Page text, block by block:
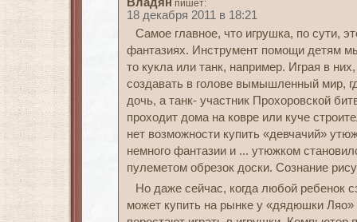
пишет:
18 декабря 2011 в 18:21
Самое главное, что игрушка, по сути,
фантазиях. Инструмент помощи детям
то кукла или танк, например. Играя в
создавать в голове вымышленный мир,
дочь, а танк- участник Прохоровской
проходит дома на ковре или куче
нет возможности купить «девчачий»
немного фантазии и ... утюжком
пулеметом обрезок доски. Сознание
Но даже сейчас, когда любой ребенок
может купить на рынке у «дядюшки Ляо»